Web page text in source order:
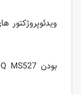
ویدئوپروژکتور